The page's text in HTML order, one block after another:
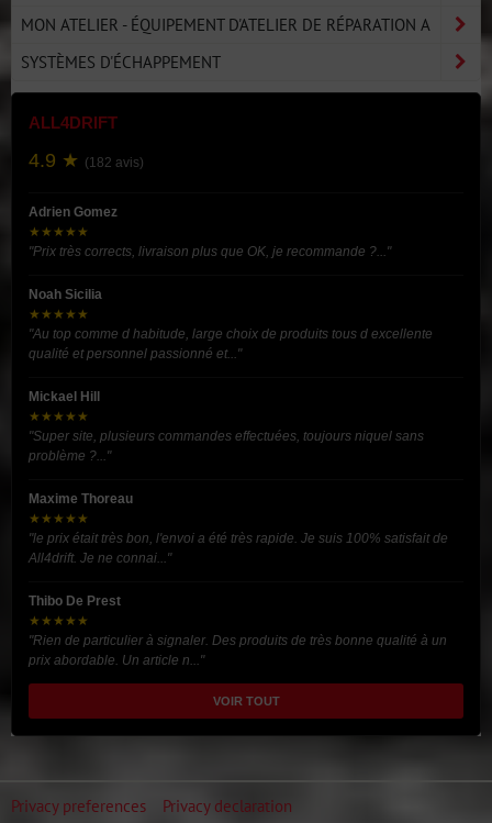
MON ATELIER - ÉQUIPEMENT D'ATELIER DE RÉPARATION A
SYSTÈMES D'ÉCHAPPEMENT
ALL4DRIFT
4.9 ★ (182 avis)
Adrien Gomez
★★★★★
"Prix très corrects, livraison plus que OK, je recommande ?..."
Noah Sicilia
★★★★★
"Au top comme d habitude, large choix de produits tous d excellente
qualité et personnel passionné et..."
Mickael Hill
★★★★★
"Super site, plusieurs commandes effectuées, toujours niquel sans
problème ?..."
Maxime Thoreau
★★★★★
"le prix était très bon, l'envoi a été très rapide. Je suis 100% satisfait de
All4drift. Je ne connai..."
Thibo De Prest
★★★★★
"Rien de particulier à signaler. Des produits de très bonne qualité à un
prix abordable. Un article n..."
VOIR TOUT
Privacy preferences Privacy declaration